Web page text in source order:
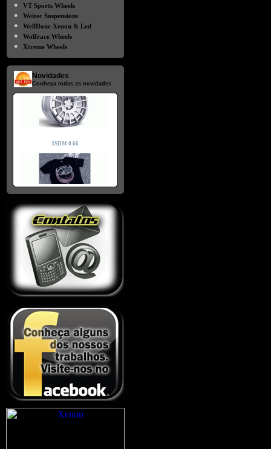
●
VT Sports Wheels
●
Weitec Suspensions
●
WellDone Xenon & Led
●
Wolfrace Wheels
●
Xtreme Wheels
Novidades
Conheça todas as novidades